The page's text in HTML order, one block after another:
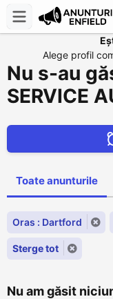
Alege profil
Nu s-au
SERVICE
Toate anunturile
Oras : Dartford
Sterge tot
Nu am găsit